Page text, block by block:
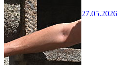
27.05.2026